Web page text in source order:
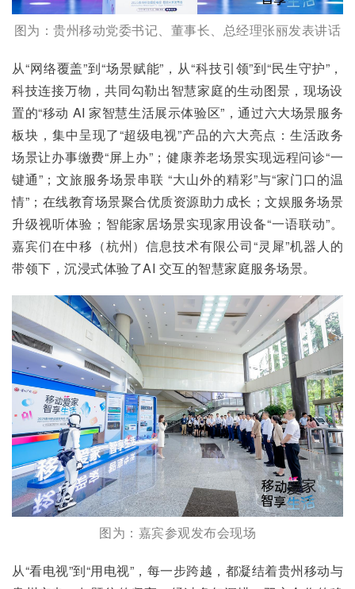
图为：贵州移动党委书记、董事长、总经理张丽发表讲话
从“网络覆盖”到“场景赋能”，从“科技引领”到“民生守护”，
科技连接万物，共同勾勒出智慧家庭的生动图景，现场设
置的“移动 AI 家智慧生活展示体验区”，通过六大场景服务
板块，集中呈现了“超级电视”产品的六大亮点：生活政务
场景让办事缴费“屏上办”；健康养老场景实现远程问诊“一
键通”；文旅服务场景串联 “大山外的精彩”与“家门口的温
情”；在线教育场景聚合优质资源助力成长；文娱服务场景
升级视听体验；智能家居场景实现家用设备“一语联动”。
嘉宾们在中移（杭州）信息技术有限公司“灵犀”机器人的
带领下，沉浸式体验了AI 交互的智慧家庭服务场景。
图为：嘉宾参观发布会现场
从“看电视”到“用电视”，每一步跨越，都凝结着贵州移动与